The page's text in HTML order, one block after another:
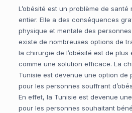
L’obésité est un problème de
entier. Elle a des conséquences
physique et mentale des personnes
existe de nombreuses options de
la chirurgie de l’obésité est de plus
comme une solution efficace. La
Tunisie est devenue une option de
pour les personnes souffrant
En effet, la Tunisie est devenue
pour les personnes souhaitant